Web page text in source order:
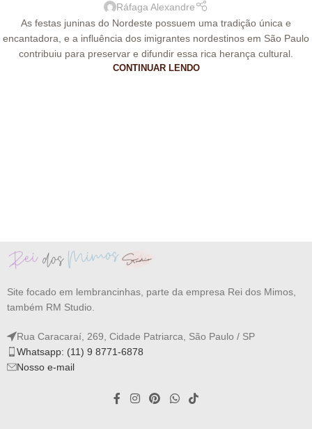
Ráfaga Alexandre
As festas juninas do Nordeste possuem uma tradição única e
encantadora, e a influência dos imigrantes nordestinos em São Paulo
contribuiu para preservar e difundir essa rica herança cultural.
CONTINUAR LENDO
Site focado em lembrancinhas, parte da empresa Rei dos Mimos,
também RM Studio.
Rua Caracaraí, 269, Cidade Patriarca, São Paulo / SP
Whatsapp: (11) 9 8771-6878
Nosso e-mail